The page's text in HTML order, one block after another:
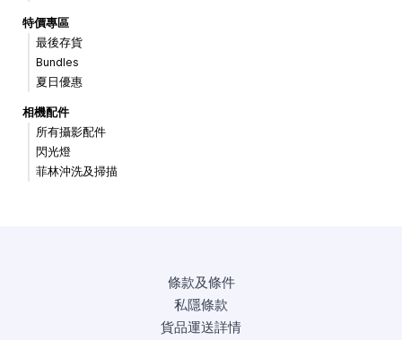
特價專區
最後存貨
Bundles
夏日優惠
相機配件
所有攝影配件
閃光燈
菲林沖洗及掃描
條款及條件
私隱條款
貨品運送詳情